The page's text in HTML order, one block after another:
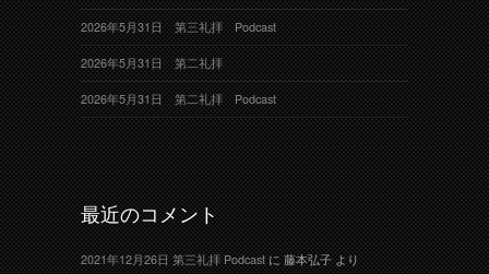
2026年5月31日 第三礼拝 Podcast
2026年5月31日 第二礼拝
2026年5月31日 第二礼拝 Podcast
最近のコメント
2021年12月26日 第三礼拝 Podcastに藤本弘子より